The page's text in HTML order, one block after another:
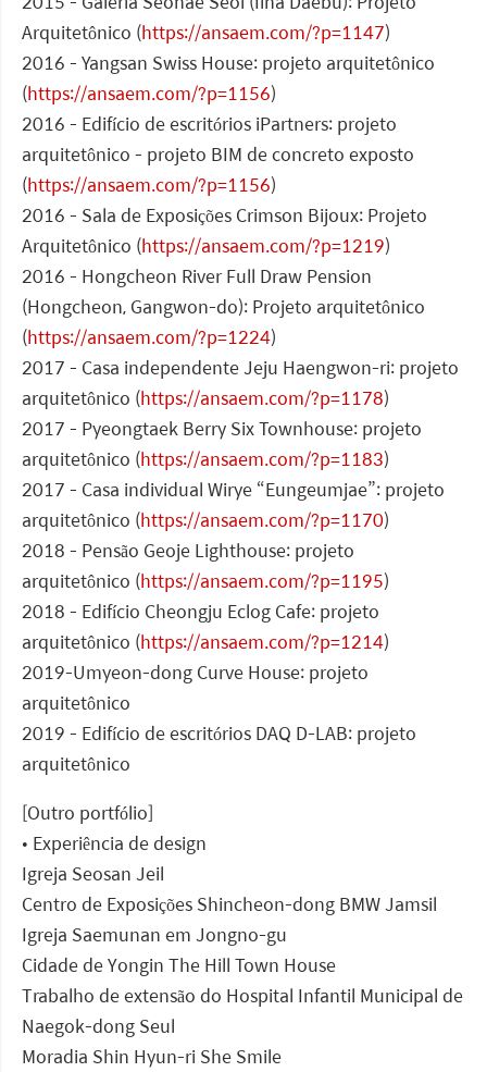
Arquitetônico (https://ansaem.com/?p=1147)
2016 - Yangsan Swiss House: projeto arquitetônico
(https://ansaem.com/?p=1156)
2016 - Edifício de escritórios iPartners: projeto
arquitetônico - projeto BIM de concreto exposto
(https://ansaem.com/?p=1156)
2016 - Sala de Exposições Crimson Bijoux: Projeto
Arquitetônico (https://ansaem.com/?p=1219)
2016 - Hongcheon River Full Draw Pension
(Hongcheon, Gangwon-do): Projeto arquitetônico
(https://ansaem.com/?p=1224)
2017 - Casa independente Jeju Haengwon-ri: projeto
arquitetônico (https://ansaem.com/?p=1178)
2017 - Pyeongtaek Berry Six Townhouse: projeto
arquitetônico (https://ansaem.com/?p=1183)
2017 - Casa individual Wirye “Eungeumjae”: projeto
arquitetônico (https://ansaem.com/?p=1170)
2018 - Pensão Geoje Lighthouse: projeto
arquitetônico (https://ansaem.com/?p=1195)
2018 - Edifício Cheongju Eclog Cafe: projeto
arquitetônico (https://ansaem.com/?p=1214)
2019-Umyeon-dong Curve House: projeto
arquitetônico
2019 - Edifício de escritórios DAQ D-LAB: projeto
arquitetônico
[Outro portfólio]
• Experiência de design
Igreja Seosan Jeil
Centro de Exposições Shincheon-dong BMW Jamsil
Igreja Saemunan em Jongno-gu
Cidade de Yongin The Hill Town House
Trabalho de extensão do Hospital Infantil Municipal de
Naegok-dong Seul
Moradia Shin Hyun-ri She Smile